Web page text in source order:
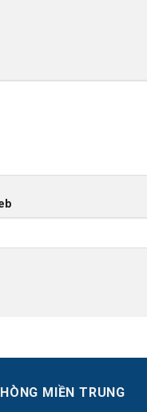
MIỀN TRUNG